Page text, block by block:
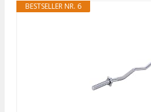
BESTSELLER NR. 6